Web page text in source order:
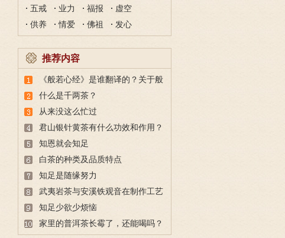
五戒
业力 福报
虚空
供养
情爱 佛祖 发心
推荐内容
《般若心经》是谁翻译的？关于般
若心经的译者玄奘大师
什么是千两茶？
从来没这么忙过
君山银针黄茶有什么功效和作用？
知恩就会知足
白茶的种类及品质特点
知足是随缘努力
武夷岩茶与安溪铁观音在制作工艺
上有何区别？
知足少欲少烦恼
家里的普洱茶长霉了，还能喝吗？